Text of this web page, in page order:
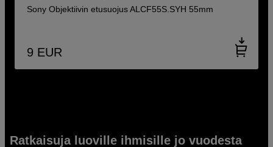
Sony Objektiivin etusuojus ALCF55S.SYH 55mm
9 EUR
Ratkaisuja luoville ihmisille jo vuodesta